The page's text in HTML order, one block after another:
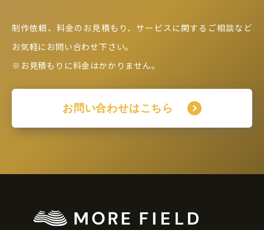
制作依頼、料金のお見積もり、サービスに関するご相談など
お気軽にお問い合わせ下さい。
※お見積もりに料金はかかりません。
お問い合わせはこちら